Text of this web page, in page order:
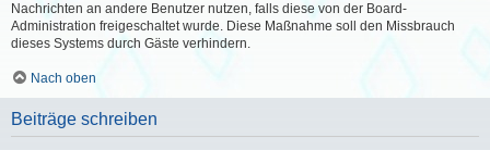
Nachrichten an andere Benutzer nutzen, falls diese von der Board-
Administration freigeschaltet wurde. Diese Maßnahme soll den Missbrauch
dieses Systems durch Gäste verhindern.
Nach oben
Beiträge schreiben